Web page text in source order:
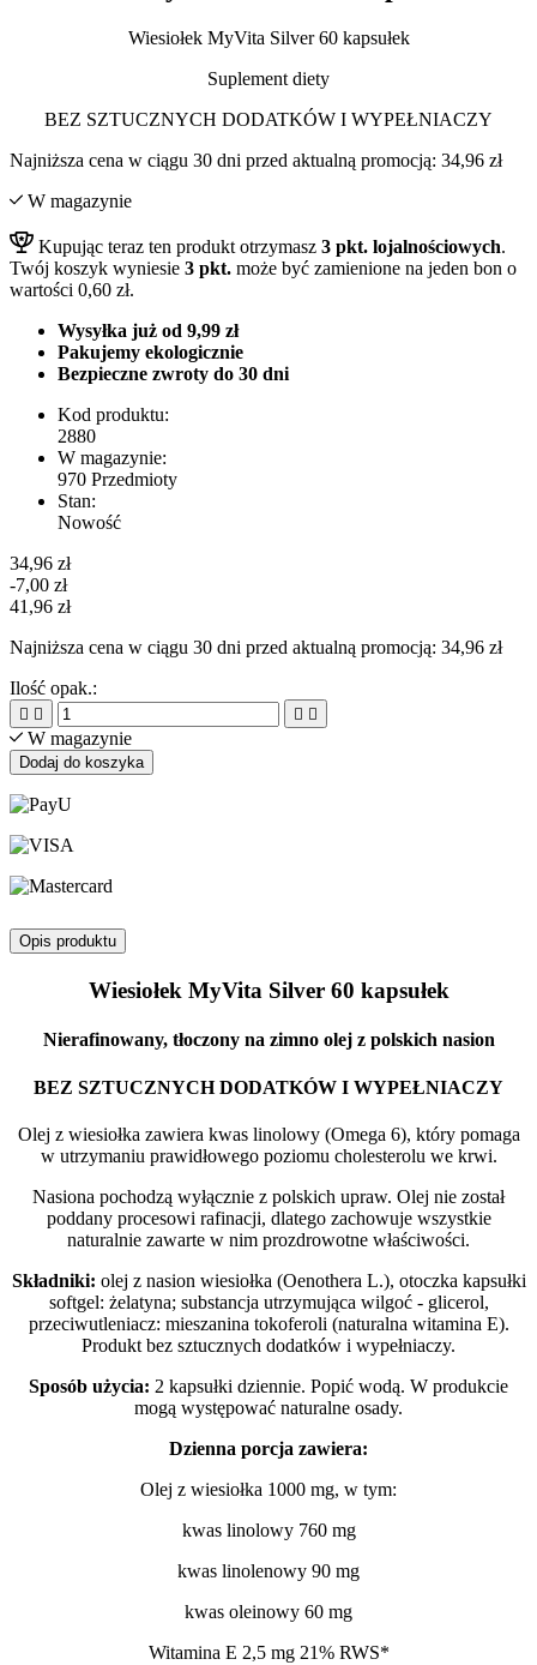
Wiesiołek MyVita Silver 60 kapsułek
Suplement diety
BEZ SZTUCZNYCH DODATKÓW I WYPEŁNIACZY
Najniższa cena w ciągu 30 dni przed aktualną promocją: 34,96 zł
W magazynie
Kupując teraz ten produkt otrzymasz3 pkt. lojalnościowych.
Twój koszyk wyniesie 3 pkt. może być zamienione na jeden bon o
wartości 0,60 zł.
Wysyłka już od 9,99 zł
Pakujemy ekologicznie
Bezpieczne zwroty do 30 dni
Kod produktu:
2880
W magazynie:
970 Przedmioty
Stan:
Nowość
34,96 zł
-7,00 zł
41,96 zł
Najniższa cena w ciągu 30 dni przed aktualną promocją: 34,96 zł
Ilość opak.:
   
W magazynie
Dodaj do koszyka
Opis produktu
Wiesiołek MyVita Silver 60 kapsułek
Nierafinowany, tłoczony na zimno olej z polskich nasion
BEZ SZTUCZNYCH DODATKÓW I WYPEŁNIACZY
Olej z wiesiołka zawiera kwas linolowy (Omega 6), który pomaga
w utrzymaniu prawidłowego poziomu cholesterolu we krwi.
Nasiona pochodzą wyłącznie z polskich upraw. Olej nie został
poddany procesowi rafinacji, dlatego zachowuje wszystkie
naturalnie zawarte w nim prozdrowotne właściwości.
Składniki: olej z nasion wiesiołka (Oenothera L.), otoczka kapsułki
softgel: żelatyna; substancja utrzymująca wilgoć - glicerol,
przeciwutleniacz: mieszanina tokoferoli (naturalna witamina E).
Produkt bez sztucznych dodatków i wypełniaczy.
Sposób użycia: 2 kapsułki dziennie. Popić wodą. W produkcie
mogą występować naturalne osady.
Dzienna porcja zawiera:
Olej z wiesiołka 1000 mg, w tym:
kwas linolowy 760 mg
kwas linolenowy 90 mg
kwas oleinowy 60 mg
Witamina E 2,5 mg 21% RWS*